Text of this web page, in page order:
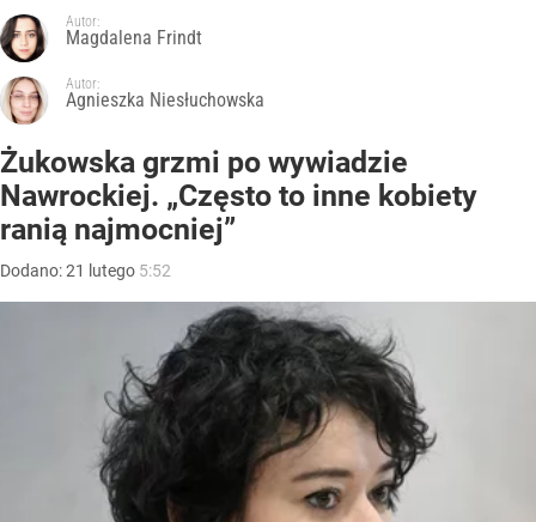
Autor:
Magdalena Frindt
Autor:
Agnieszka Niesłuchowska
Żukowska grzmi po wywiadzie
Nawrockiej. „Często to inne kobiety
ranią najmocniej”
Dodano:21 lutego 5:52